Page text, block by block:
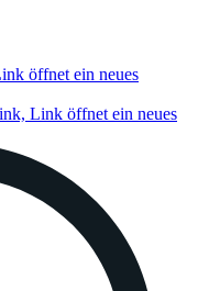
öffnet ein neues
Link öffnet ein neues